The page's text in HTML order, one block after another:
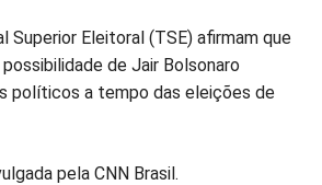
Compartilhar
no
Compartilhar
no
Compartilhar
no
no
Superior Eleitoral (TSE) afirmam que
de Jair Bolsonaro
políticos a tempo das eleições de
pela CNN Brasil.